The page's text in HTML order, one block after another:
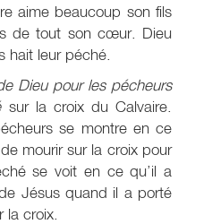
aime beaucoup son fils
de tout son cœur. Dieu
hait leur péché.
Dieu pour les pécheurs
sur la croix du Calvaire.
se montre en ce
mourir sur la croix pour
se voit en ce qu’il a
Jésus quand il a porté
croix.